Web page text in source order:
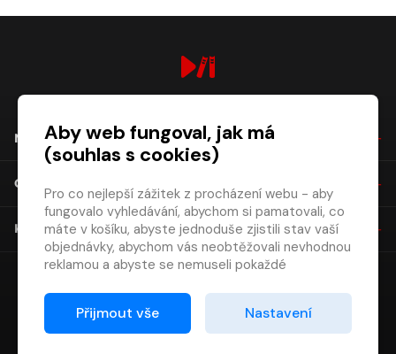
NÁKUP
O SPOLEČNOSTI
KONTAKT
Aby web fungoval, jak má
(souhlas s cookies)
Pro co nejlepší zážitek z procházení webu - aby
fungovalo vyhledávání, abychom si pamatovali, co
máte v košíku, abyste jednoduše zjistili stav vaší
objednávky, abychom vás neobtěžovali nevhodnou
reklamou a abyste se nemuseli pokaždé
Proto od vás potřebujeme souhlas se
zpracováním souborů cookies
Přijmout vše Nastavení